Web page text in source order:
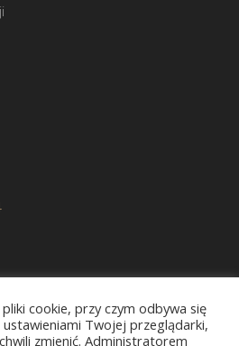
cookie, przy czym odbywa się
Twojej przeglądarki,
zmienić. Administratorem